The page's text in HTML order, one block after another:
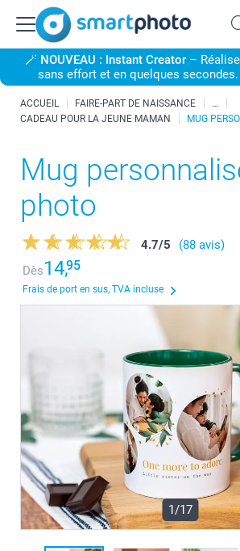
🪄 NOUVEAU : Instant Creator–
sans effort et en quelques secondes.
ACCUEIL
FAIRE-PART DE NAISSANCE
CADEAU POUR LA JEUNE MAMAN
MUG
Mug
photo
4.7/5
(88 avis)
Dès14,95
Frais de port en sus, TVA incluse
1/17